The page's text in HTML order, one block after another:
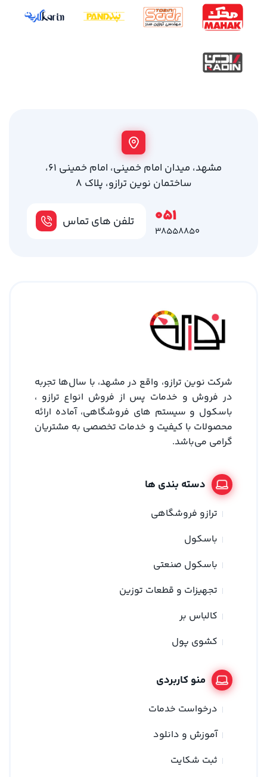
مشهد، میدان امام خمینی، امام خمینی 61،
ساختمان نوین ترازو، پلاک 8
تلفن های تماس 051
38558850
شرکت نوین ترازو، واقع در مشهد، با سال‌ها تجربه
در فروش و خدمات پس از فروش انواع ترازو ،
باسکول و سیستم های فروشگاهی، آماده ارائه
محصولات با کیفیت و خدمات تخصصی به مشتریان
گرامی می‌باشد.
دسته بندی ها
ترازو فروشگاهی
باسکول
باسکول صنعتی
تجهیزات و قطعات توزین
کالباس بر
کشوی پول
منو کاربردی
درخواست خدمات
آموزش و دانلود
ثبت شکایت